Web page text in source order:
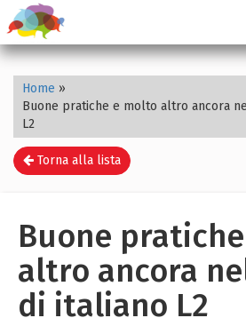
Home »
Buone pratiche e molto altro ancora
L2
Torna alla lista
Buone
altro ancora
di italiano L2